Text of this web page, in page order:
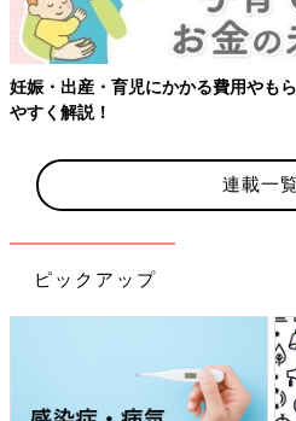
妊娠・出産・育児にかかる費用やも
やすく解説！
連載一
ピックアップ